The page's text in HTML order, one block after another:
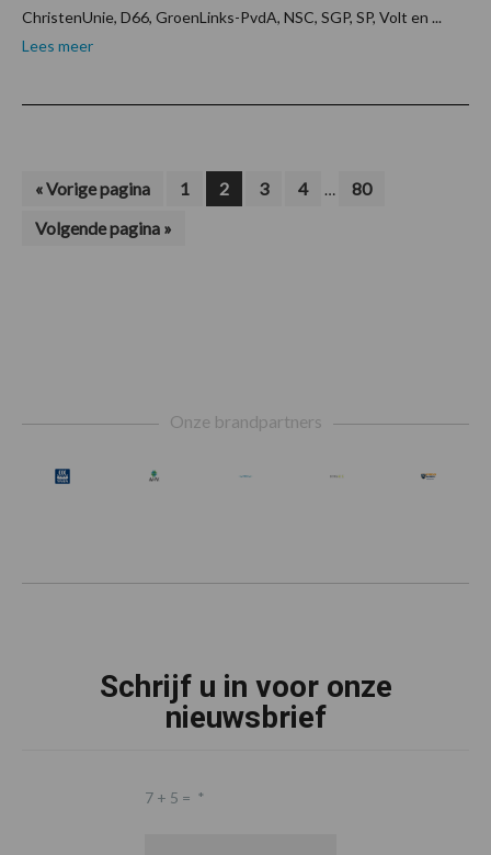
ChristenUnie, D66, GroenLinks-PvdA, NSC, SGP, SP, Volt en ...
Lees meer
«Ga
Vorige pagina Pagina
1 Pagina
2 Pagina
3 Pagina
4
Interim
… Pagina
80
Ga
naar
Volgende pagina »
Onze brandpartners
Schrijf u in voor onze
nieuwsbrief
7 + 5 = *